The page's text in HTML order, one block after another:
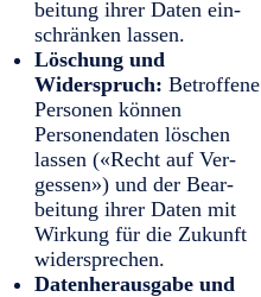
beitung ihrer Daten ein­
schränken lassen.
Löschung und
Widerspruch: Betroffene
Personen können
Personen­daten löschen
lassen («Recht auf Ver­
gessen») und der Bear­
beitung ihrer Daten mit
Wirkung für die Zukunft
wider­sprechen.
Datenherausgabe und